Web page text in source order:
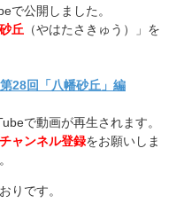
で公開しました。
丘 （やはたさきゅう）」を
28回「八幡砂丘」編
で動画が再生されます。
チャンネル登録をお願いしま
りです。